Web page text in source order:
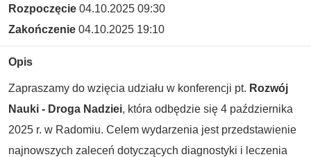
Rozpoczęcie 04.10.2025 09:30
Zakończenie 04.10.2025 19:10
Opis
Zapraszamy do wzięcia udziału w konferencji pt. Rozwój
Nauki - Droga Nadziei, która odbędzie się 4 października
2025 r. w Radomiu. Celem wydarzenia jest przedstawienie
najnowszych zaleceń dotyczących diagnostyki i leczenia